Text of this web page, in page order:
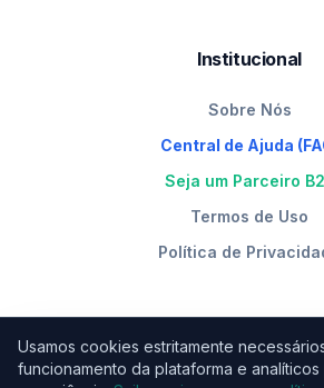
Institucional
Sobre Nós
Central de Ajuda
Seja um Parceiro
Termos de Uso
Política de
RUA PAIS LEME 215, CONJ 1713,
Usamos cookies estritamente
funcionamento da plataforma e analíticos